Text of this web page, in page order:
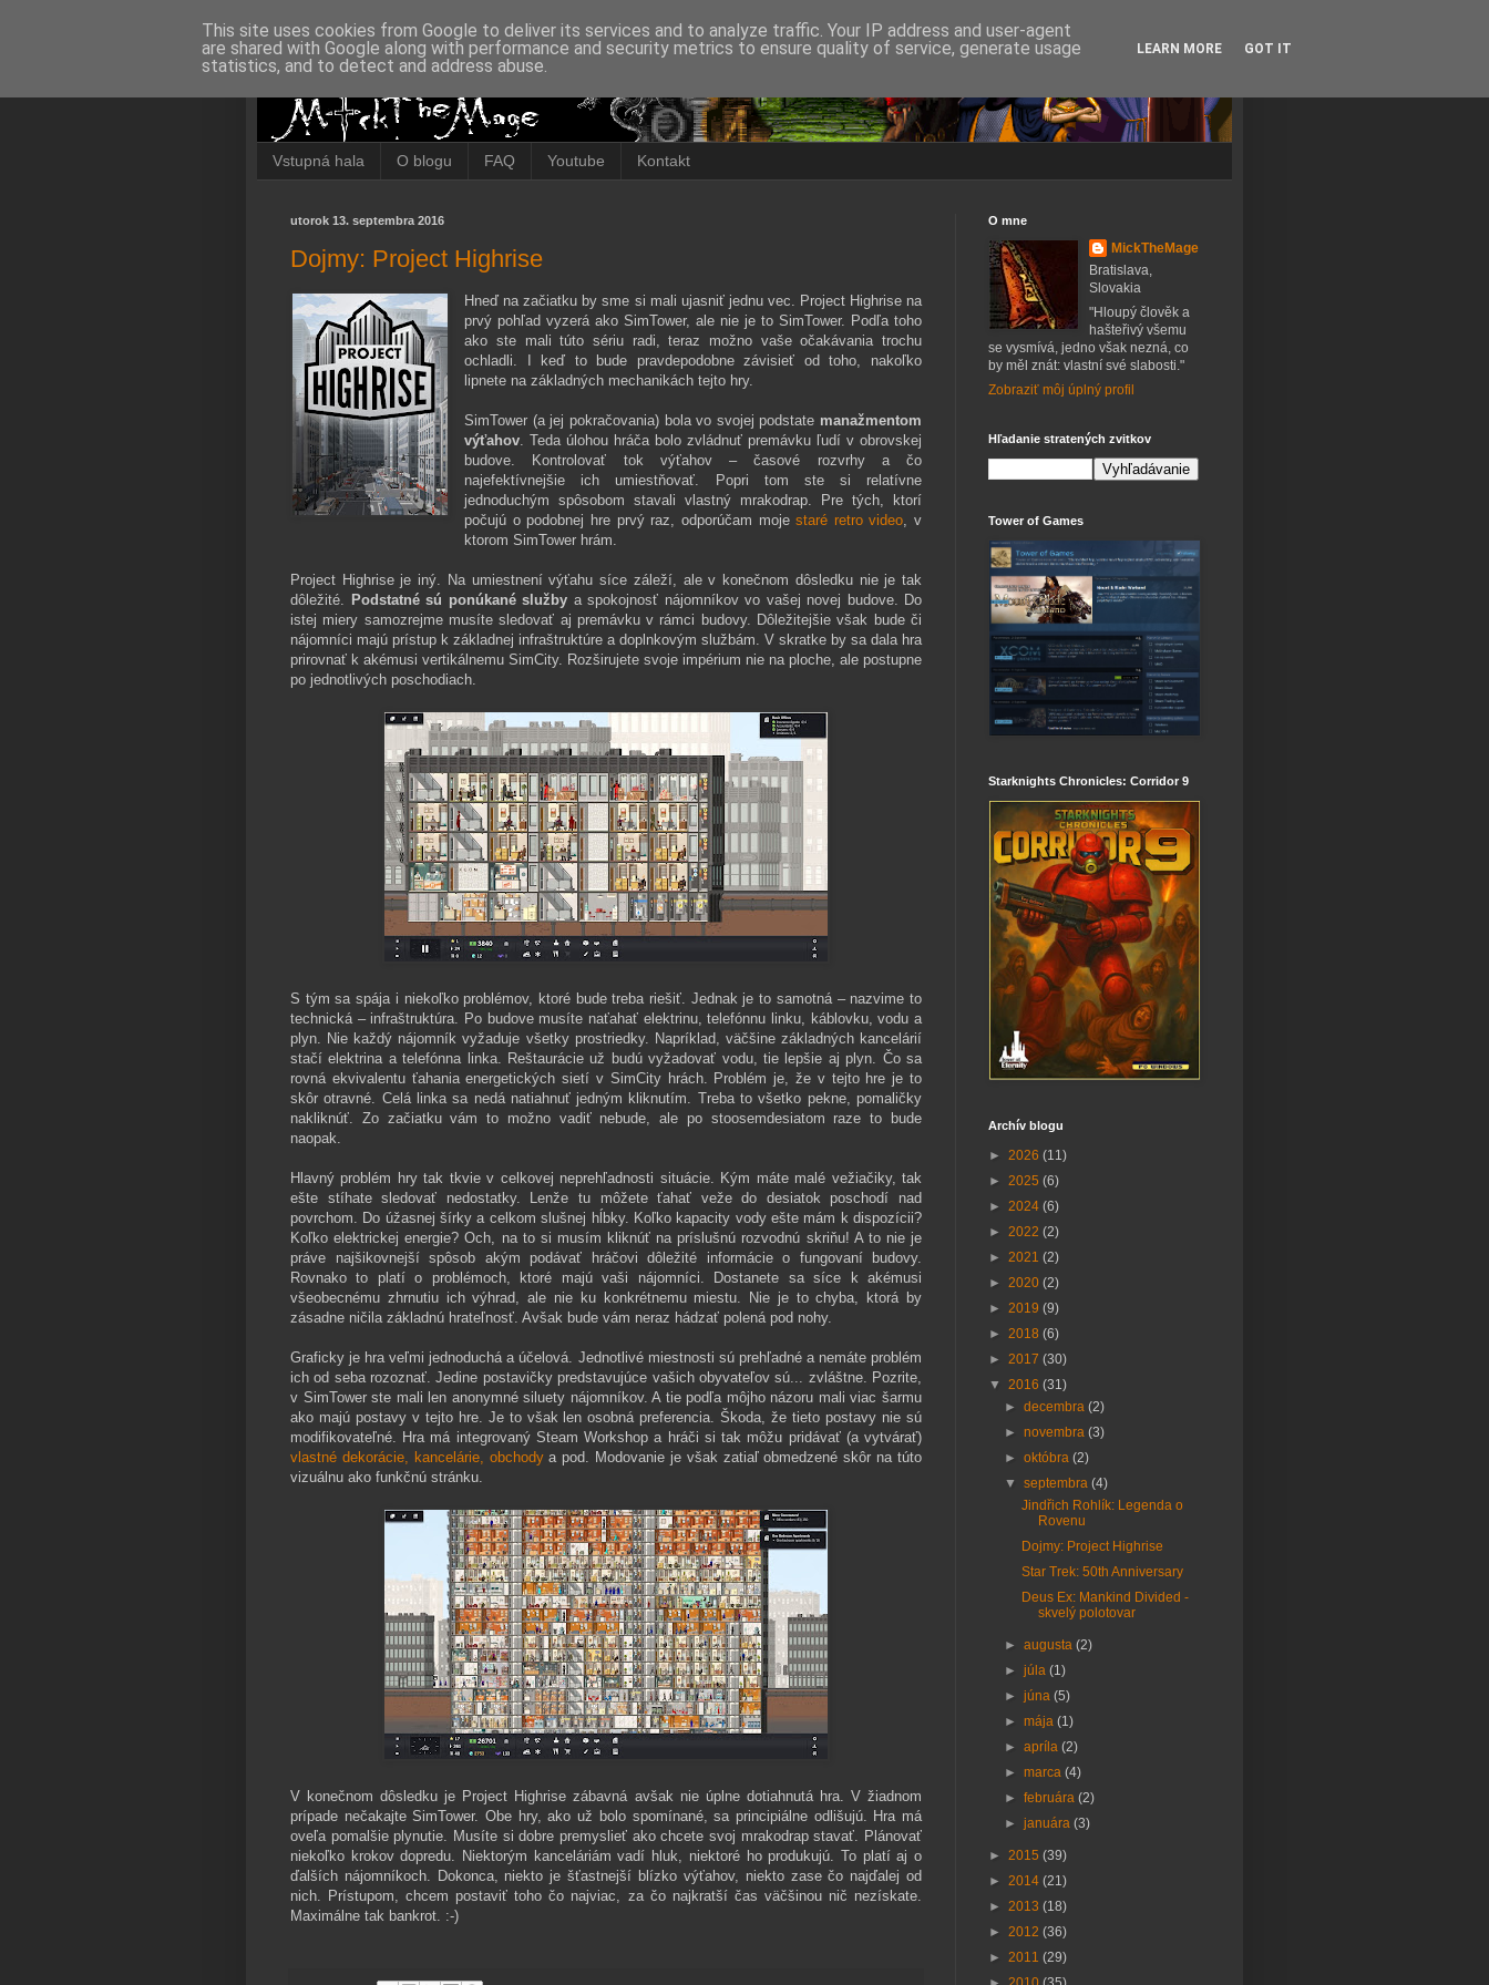
Vstupná hala O blogu FAQ Youtube Kontakt
utorok 13. septembra 2016
Dojmy: Project Highrise
Hneď na začiatku by sme si mali ujasniť jednu vec. Project Highrise na
prvý pohľad vyzerá ako SimTower, ale nie je to SimTower. Podľa toho
ako ste mali túto sériu radi, teraz možno vaše očakávania trochu
ochladli. I keď to bude pravdepodobne závisieť od toho, nakoľko
lipnete na základných mechanikách tejto hry.
SimTower (a jej pokračovania) bola vo svojej podstate manažmentom
výťahov. Teda úlohou hráča bolo zvládnuť premávku ľudí v obrovskej
budove. Kontrolovať tok výťahov – časové rozvrhy a čo
najefektívnejšie ich umiestňovať. Popri tom ste si relatívne
jednoduchým spôsobom stavali vlastný mrakodrap. Pre tých, ktorí
počujú o podobnej hre prvý raz, odporúčam mojestaré retro video, v
ktorom SimTower hrám.
Project Highrise je iný. Na umiestnení výťahu síce záleží, ale v konečnom dôsledku nie je tak
dôležité. Podstatné sú ponúkané služby a spokojnosť nájomníkov vo vašej novej budove. Do
istej miery samozrejme musíte sledovať aj premávku v rámci budovy. Dôležitejšie však bude či
nájomníci majú prístup k základnej infraštruktúre a doplnkovým službám. V skratke by sa dala hra
prirovnať k akémusi vertikálnemu SimCity. Rozširujete svoje impérium nie na ploche, ale postupne
po jednotlivých poschodiach.
S tým sa spája i niekoľko problémov, ktoré bude treba riešiť. Jednak je to samotná – nazvime to
technická – infraštruktúra. Po budove musíte naťahať elektrinu, telefónnu linku, káblovku, vodu a
plyn. Nie každý nájomník vyžaduje všetky prostriedky. Napríklad, väčšine základných kancelárií
stačí elektrina a telefónna linka. Reštaurácie už budú vyžadovať vodu, tie lepšie aj plyn. Čo sa
rovná ekvivalentu ťahania energetických sietí v SimCity hrách. Problém je, že v tejto hre je to
skôr otravné. Celá linka sa nedá natiahnuť jedným kliknutím. Treba to všetko pekne, pomaličky
nakliknúť. Zo začiatku vám to možno vadiť nebude, ale po stoosemdesiatom raze to bude
naopak.
Hlavný problém hry tak tkvie v celkovej neprehľadnosti situácie. Kým máte malé vežiačiky, tak
ešte stíhate sledovať nedostatky. Lenže tu môžete ťahať veže do desiatok poschodí nad
povrchom. Do úžasnej šírky a celkom slušnej hĺbky. Koľko kapacity vody ešte mám k dispozícii?
Koľko elektrickej energie? Och, na to si musím kliknúť na príslušnú rozvodnú skriňu! A to nie je
práve najšikovnejší spôsob akým podávať hráčovi dôležité informácie o fungovaní budovy.
Rovnako to platí o problémoch, ktoré majú vaši nájomníci. Dostanete sa síce k akémusi
všeobecnému zhrnutiu ich výhrad, ale nie ku konkrétnemu miestu. Nie je to chyba, ktorá by
zásadne ničila základnú hrateľnosť. Avšak bude vám neraz hádzať polená pod nohy.
Graficky je hra veľmi jednoduchá a účelová. Jednotlivé miestnosti sú prehľadné a nemáte problém
ich od seba rozoznať. Jedine postavičky predstavujúce vašich obyvateľov sú... zvláštne. Pozrite,
v SimTower ste mali len anonymné siluety nájomníkov. A tie podľa môjho názoru mali viac šarmu
ako majú postavy v tejto hre. Je to však len osobná preferencia. Škoda, že tieto postavy nie sú
modifikovateľné. Hra má integrovaný Steam Workshop a hráči si tak môžu pridávať (a vytvárať)
vlastné dekorácie, kancelárie, obchodya pod. Modovanie je však zatiaľ obmedzené skôr na túto
vizuálnu ako funkčnú stránku.
V konečnom dôsledku je Project Highrise zábavná avšak nie úplne dotiahnutá hra. V žiadnom
prípade nečakajte SimTower. Obe hry, ako už bolo spomínané, sa principiálne odlišujú. Hra má
oveľa pomalšie plynutie. Musíte si dobre premyslieť ako chcete svoj mrakodrap stavať. Plánovať
niekoľko krokov dopredu. Niektorým kanceláriám vadí hluk, niektoré ho produkujú. To platí aj o
ďalších nájomníkoch. Dokonca, niekto je šťastnejší blízko výťahov, niekto zase čo najďalej od
nich. Prístupom, chcem postaviť toho čo najviac, za čo najkratší čas väčšinou nič nezískate.
Maximálne tak bankrot. :-)
O mne
MickTheMage
Bratislava,
Slovakia
"Hloupý člověk a
hašteřivý všemu
se vysmívá, jedno však nezná, co
by měl znát: vlastní své slabosti."
Zobraziť môj úplný profil
Hľadanie stratených zvitkov
Tower of Games
Starknights Chronicles: Corridor 9
Archív blogu
► 2026 (11)
► 2025 (6)
► 2024 (6)
► 2022 (2)
► 2021 (2)
► 2020 (2)
► 2019 (9)
► 2018 (6)
► 2017 (30)
▼ 2016 (31)
►decembra(2)
►novembra(3)
►októbra(2)
▼septembra(4)
Jindřich Rohlík: Legenda o
Rovenu
Dojmy: Project Highrise
Star Trek: 50th Anniversary
Deus Ex: Mankind Divided -
skvelý polotovar
►augusta(2)
►júla(1)
►júna(5)
►mája(1)
►apríla(2)
►marca(4)
►februára(2)
►januára(3)
► 2015 (39)
► 2014 (21)
► 2013 (18)
► 2012 (36)
► 2011 (29)
This site uses cookies from Google to deliver its services and to analyze traffic. Your IP address and user-agent
are shared with Google along with performance and security metrics to ensure quality of service, generate usage
statistics, and to detect and address abuse.
LEARN MORE GOT IT